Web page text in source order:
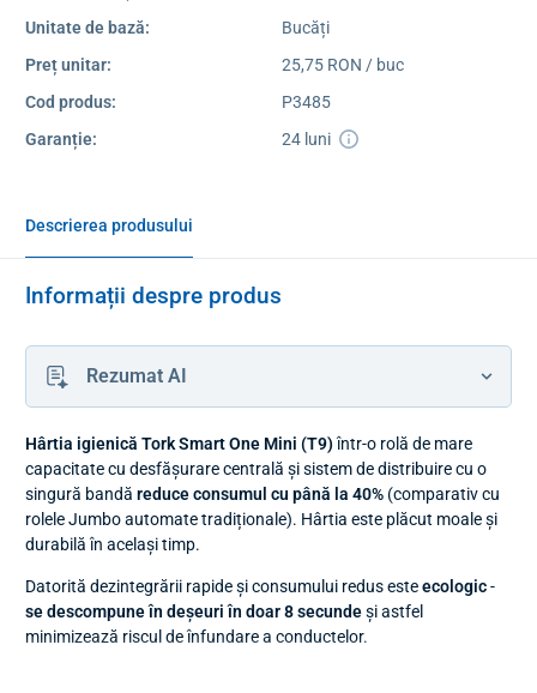
Unitate de bază:
Bucăți
Preț unitar:
25,75 RON / buc
Cod produs:
P3485
Garanție:
24 luni
Descrierea produsului
Informații despre produs
Rezumat AI
Hârtia igienică Tork Smart One Mini (T9)într-o rolă de mare
capacitate cu desfășurare centrală și sistem de distribuire cu o
singură bandă reduce consumul cu până la 40% (comparativ cu
rolele Jumbo automate tradiționale). Hârtia este plăcut moale și
durabilă în același timp.
Datorită dezintegrării rapide și consumului redus esteecologic-
se descompune în deșeuri în doar 8 secundeși astfel
minimizează riscul de înfundare a conductelor.